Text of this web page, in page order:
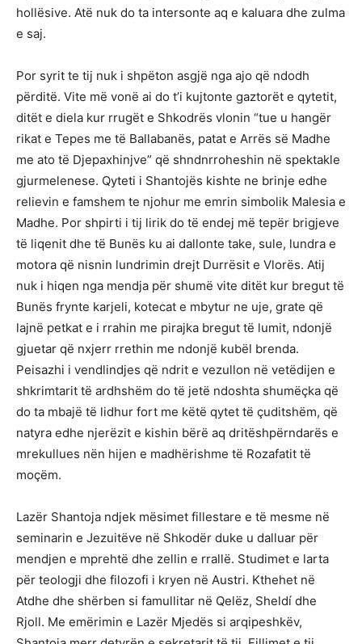
hollësive. Atë nuk do ta intersonte aq e kaluara dhe zulma
e saj.
Por syrit te tij nuk i shpëton asgjë nga ajo që ndodh
përditë. Vite më vonë ai do t’i kujtonte gaztorët e qytetit,
ditët e diela kur rrugët e Shkodrës vlonin “tue u hangër
rikat e Tepes me të Ballabanës, patat e Arrës së Madhe
me ato të Djepaxhinjve” që shndnrroheshin në spektakle
gjurmelenese. Qyteti i Shantojës kishte ne brinje edhe
relievin e famshem te njohur me emrin simbolik Malesia e
Madhe. Por shpirti i tij lirik do të endej më tepër brigjeve
të liqenit dhe të Bunës ku ai dallonte take, sule, lundra e
motora që nisnin lundrimin drejt Durrësit e Vlorës. Atij
nuk i hiqen nga mendja për shumë vite ditët kur bregut të
Bunës frynte karjeli, kotecat e mbytur ne uje, grate që
lajnë petkat e i rrahin me pirajka bregut të lumit, ndonjë
gjuetar që nxjerr rrethin me ndonjë kubël brenda.
Peisazhi i vendlindjes që ndrit e vezullon në vetëdijen e
shkrimtarit të ardhshëm do të jetë ndoshta shumëçka që
do ta mbajë të lidhur fort me këtë qytet të çuditshëm, që
natyra edhe njerëzit e kishin bërë aq dritëshpërndarës e
mrekullues nën hijen e madhërishme të Rozafatit të
moçëm.
Lazër Shantoja ndjek mësimet fillestare e të mesme në
seminarin e Jezuitëve në Shkodër duke u dalluar për
mendjen e mprehtë dhe zellin e rrallë. Studimet e larta
për teologji dhe filozofi i kryen në Austri. Kthehet në
Atdhe dhe shërben si famullitar në Qelëz, Sheldí dhe
Rjoll. Me emërimin e Lazër Mjedës si arqipeshkëv,